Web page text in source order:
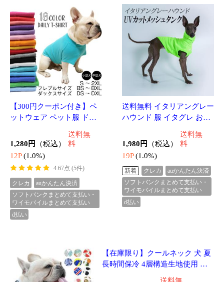
綿100％ Tシャツ 無地 シン
プル コットン 大人気 カラ
フ
1,280円（税込）
送料無
料
12P (1.0%)
4.67点 (5件)
クレカ
auかんたん決済
ソフトバンクまとめて支払い・
ワイモバイルまとめて支払い
d払い
ゃれ 犬服 夏ハイネック タ
ンクトップ UVカット メッ
シュタンク スポーティータ
ンク
（税込）
送料無
料
19P
新着 クレカ
auかんたん決済
ソフトバンクまとめて支払い・
ワイモバイルまとめて支払い
【在庫限り】クールネック 犬 夏
長時間保冷 4層構造生地使用 犬
クールネック ひんやり 暑さ対策
リード穴付き 保冷剤スヌード 首
裏生地
1,000円
auかんたん決済
ソフトバンクまとめて支払い・ワイモ
バイルまとめて支払い
【300円クーポン付き】ライフジ
19P (1.0%)
クレカ
auかんたん決済
ソフトバンクまとめて支払い・ワイモ
バイルまとめて支払い